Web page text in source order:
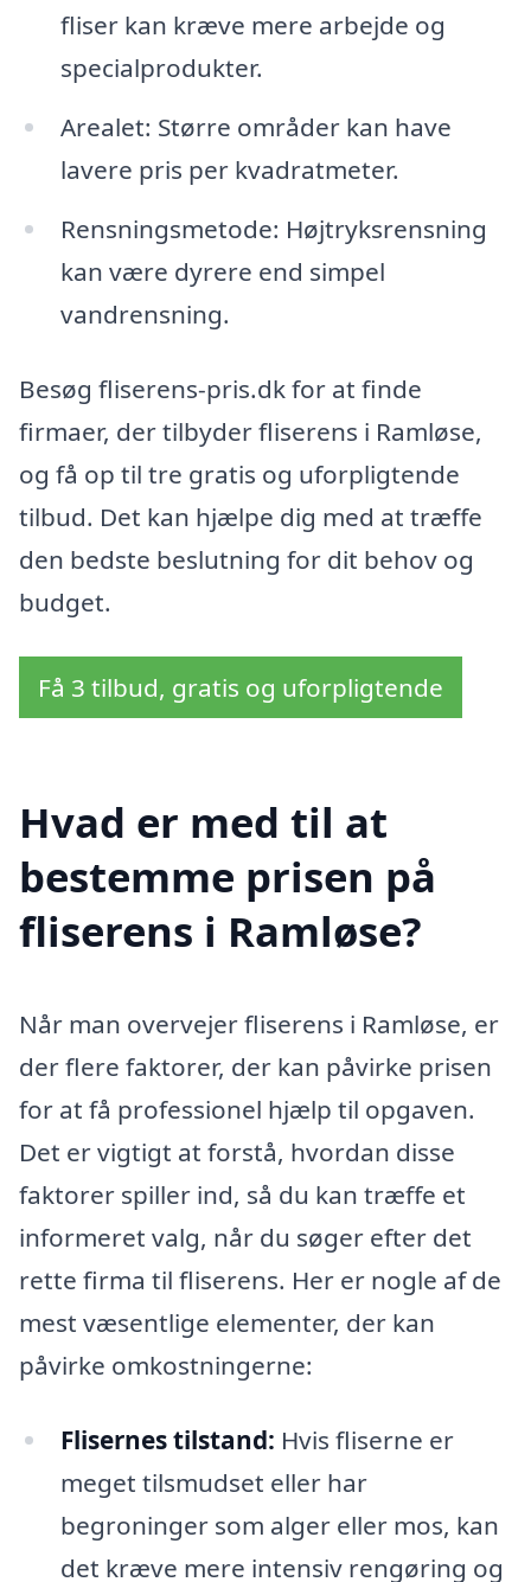
fliser kan kræve mere arbejde og
specialprodukter.
Arealet: Større områder kan have
lavere pris per kvadratmeter.
Rensningsmetode: Højtryksrensning
kan være dyrere end simpel
vandrensning.
Besøg fliserens-pris.dk for at finde
firmaer, der tilbyder fliserens i Ramløse,
og få op til tre gratis og uforpligtende
tilbud. Det kan hjælpe dig med at træffe
den bedste beslutning for dit behov og
budget.
Få 3 tilbud, gratis og uforpligtende
Hvad er med til at
bestemme prisen på
fliserens i Ramløse?
Når man overvejer fliserens i Ramløse, er
der flere faktorer, der kan påvirke prisen
for at få professionel hjælp til opgaven.
Det er vigtigt at forstå, hvordan disse
faktorer spiller ind, så du kan træffe et
informeret valg, når du søger efter det
rette firma til fliserens. Her er nogle af de
mest væsentlige elementer, der kan
påvirke omkostningerne:
Flisernes tilstand: Hvis fliserne er
meget tilsmudset eller har
begroninger som alger eller mos, kan
det kræve mere intensiv rengøring og